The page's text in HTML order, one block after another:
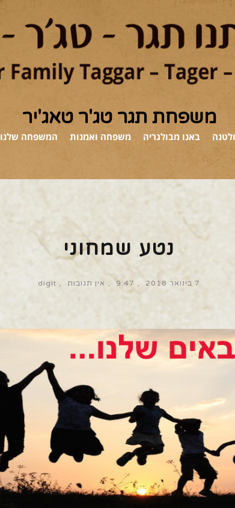
משפחת תגר טג'ר טאג'יר
באנו מבולגריה משפחה ואמנות המשפחה שלנו
נטע שמחוני
7 בינואר 2018 9:47 אין תגובות digit